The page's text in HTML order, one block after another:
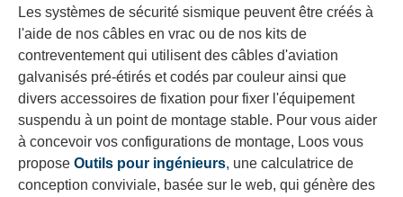
Les systèmes de sécurité sismique peuvent être créés à
l'aide de nos câbles en vrac ou de nos kits de
contreventement qui utilisent des câbles d'aviation
galvanisés pré-étirés et codés par couleur ainsi que
divers accessoires de fixation pour fixer l'équipement
suspendu à un point de montage stable. Pour vous aider
à concevoir vos configurations de montage, Loos vous
propose Outils pour ingénieurs, une calculatrice de
conception conviviale, basée sur le web, qui génère des